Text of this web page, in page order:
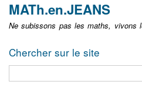
MATh.en.JEANS
Ne subissons pas les maths, vivons
Chercher sur le site